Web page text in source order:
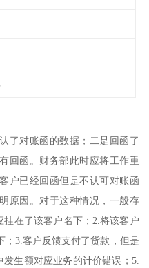
了对账函的数据；二是回函了
回函。财务部此时应将工作重
户已经回函但是不认可对账函
原因。对于这种情况，一般存
在了该客户名下；2.将该客户
3.客户反馈支付了货款，但是
生额对应业务的计价错误；5.